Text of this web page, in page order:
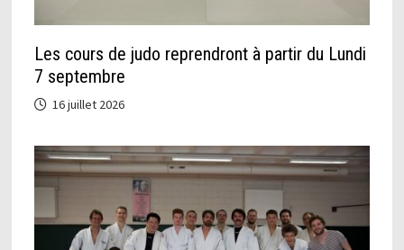
Les cours de judo reprendront à partir du Lundi
7 septembre
16 juillet 2026